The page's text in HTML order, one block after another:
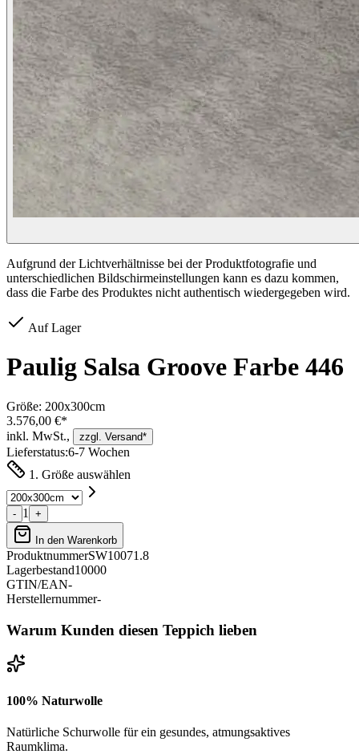
Aufgrund der Lichtverhältnisse bei der Produktfotografie und
unterschiedlichen Bildschirmeinstellungen kann es dazu kommen,
dass die Farbe des Produktes nicht authentisch wiedergegeben wird.
Auf Lager
Paulig Salsa Groove Farbe 446
Größe: 200x300cm
3.576,00 €*
inkl. MwSt.,
zzgl. Versand*
Lieferstatus:6-7 Wochen
1. Größe auswählen
- 1 +
In den Warenkorb
ProduktnummerSW10071.8
Lagerbestand10000
GTIN/EAN-
Herstellernummer-
Warum Kunden diesen Teppich lieben
100% Naturwolle
Natürliche Schurwolle für ein gesundes, atmungsaktives
Raumklima.